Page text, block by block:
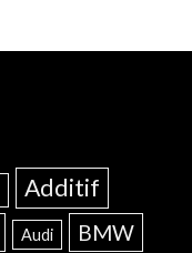
Additif
Audi BMW